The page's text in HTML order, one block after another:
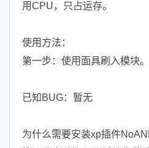
用CPU，只占运存。
使用方法：
第一步：使用面具刷入模块
已知BUG：暂无
为什么需要安装xp插件